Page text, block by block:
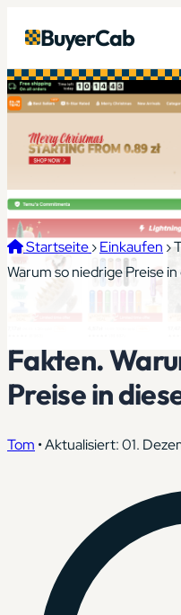
BuyerCab
Startseite›Einkaufen ›
Warum so niedrige Preise
Fakten.
Preise in
Tom •Aktualisiert: 01.